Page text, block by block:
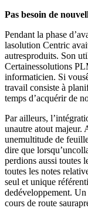
Pas besoin de
Pendant la phase
lasolution Centric
autresproduits. Son
Certainessolutions
informaticien. Si
travail consiste à
temps d’acquérir de
Par ailleurs,
unautre atout majeur.
unemultitude de
dire que
perdions aussi toutes
toutes les notes
seul et unique
dedéveloppement.
cours de route